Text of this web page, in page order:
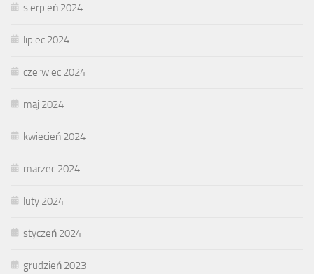
sierpień 2024
lipiec 2024
czerwiec 2024
maj 2024
kwiecień 2024
marzec 2024
luty 2024
styczeń 2024
grudzień 2023